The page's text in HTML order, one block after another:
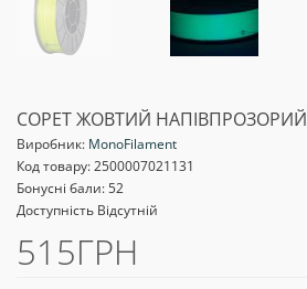
COPET ЖОВТИЙ НАПІВПРОЗОРИЙ
Виробник: MonoFilament
Код товару:2500007021131
Бонусні бали: 52
Доступність Відсутній
515ГРН